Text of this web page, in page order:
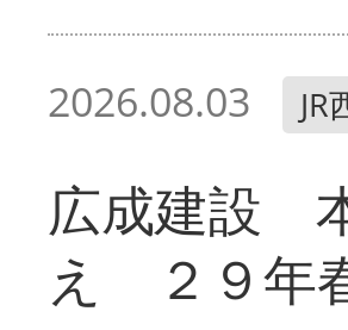
2026.08.03
広成建設
え ２９年